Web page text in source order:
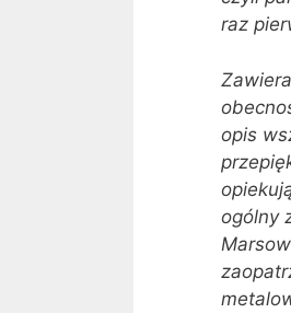
raz
opis
ogólny